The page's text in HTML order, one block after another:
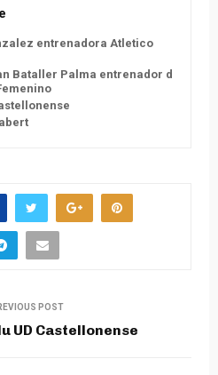
entrenadora Atletico
Bataller Palma entrenador del
POST
UD Castellonense